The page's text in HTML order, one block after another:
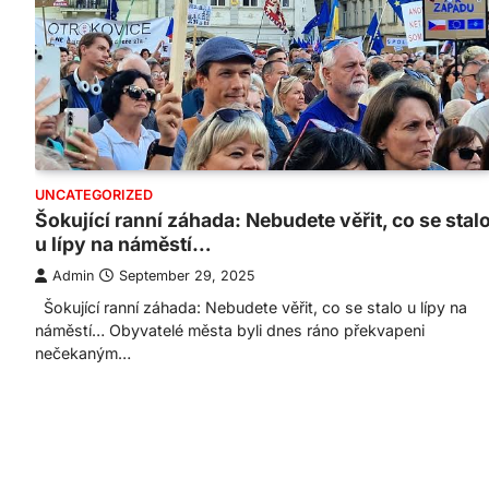
UNCATEGORIZED
Šokující ranní záhada: Nebudete věřit, co se
u lípy na náměstí…
Admin September 29, 2025
Šokující ranní záhada: Nebudete věřit, co se stalo u lípy na
náměstí… Obyvatelé města byli dnes ráno překvapeni
nečekaným…